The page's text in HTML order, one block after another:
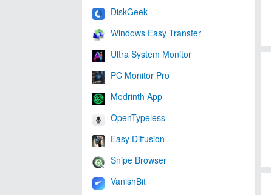
DiskGeek
Windows Easy Transfer
Ultra System Monitor
PC Monitor Pro
Modrinth App
OpenTypeless
Easy Diffusion
Snipe Browser
VanishBit